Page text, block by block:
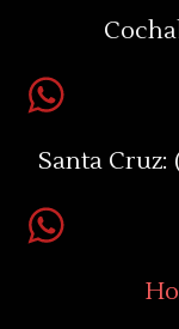
Santa Cruz: